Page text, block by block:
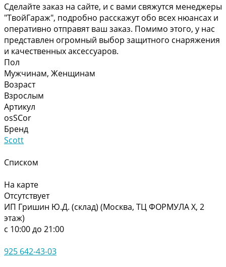
Сделайте заказ на сайте, и с вами свяжутся менеджеры
"ТвойГараж", подробно расскажут обо всех нюансах и
оперативно отправят ваш заказ. Помимо этого, у нас
представлен огромный выбор защитного снаряжения
и качественных аксессуаров.
Пол
Мужчинам, Женщинам
Возраст
Взрослым
Артикул
osSCor
Бренд
Scott
Списком
На карте
Отсутствует
ИП Гришин Ю.Д. (склад) (Москва, ТЦ ФОРМУЛА Х, 2
этаж)
с 10:00 до 21:00
925 642-43-03